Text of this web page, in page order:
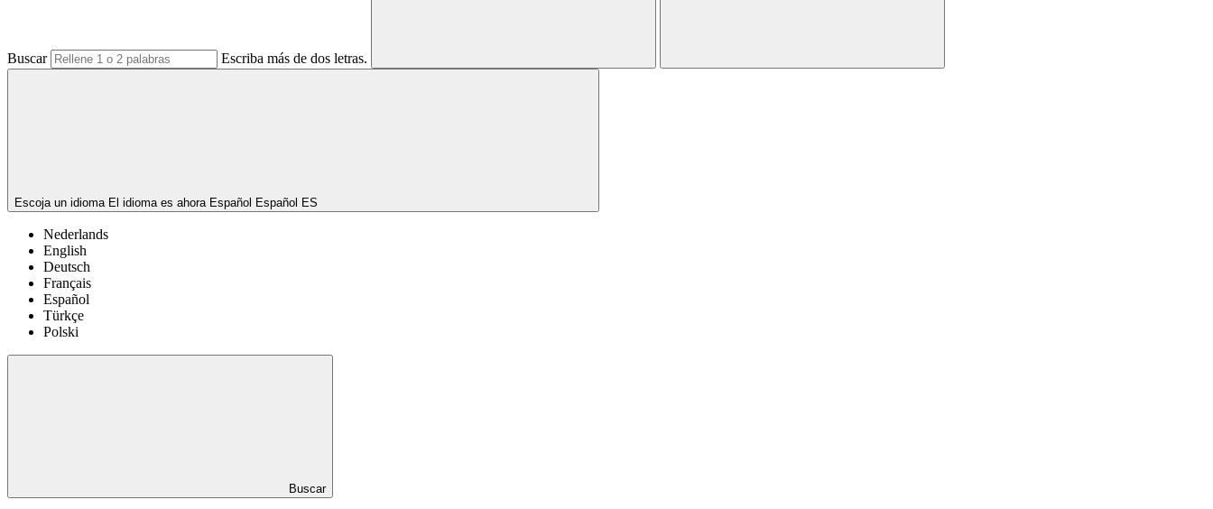
Buscar Escriba más de dos letras.
Escoja un idioma El idioma es ahora Español Español ES
Nederlands
English
Deutsch
Français
Español
Türkçe
Polski
Buscar